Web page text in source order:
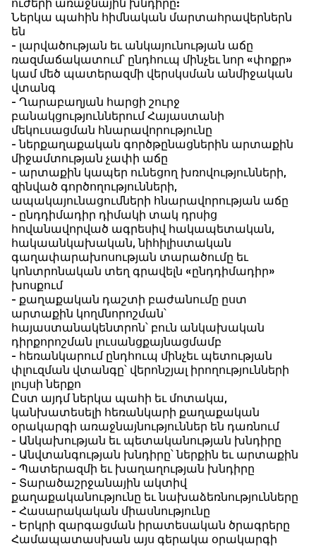
ուժերի առաջնային խնդիրը:
Ներկա պահին հիմնական մարտահրավերներն
են
- լարվածության եւ անկայունության աճը
ռազմաճակատում՝ ընդհուպ մինչեւ նոր «փոքր»
կամ մեծ պատերազմի վերսկսման անմիջական
վտանգ
- Ղարաբաղյան հարցի շուրջ
բանակցություններում Հայաստանի
մեկուսացման հնարավորությունը
- ներքաղաքական գործթընացներին արտաքին
միջամտության չափի աճը
- արտաքին կապեր ունեցող խռովությունների,
զինված գործողությունների,
ապակայունացումների հնարավորության աճը
- ընդդիմադիր դիմակի տակ դրսից
հովանավորված ագրեսիվ հակապետական,
հակաանկախական, նիհիլիստական
գաղափարախոսության տարածումը եւ
կոնտրոնական տեղ գրավելն «ընդդիմադիր»
խոսքում
- քաղաքական դաշտի բաժանումը ըստ
արտաքին կողմնորոշման՝
հայաստանակենտրոն՝ բուն անկախական
դիրքորոշման լուսանցքայնացմամբ
- հեռանկարում ընդհուպ մինչեւ պետության
փլուզման վտանգը՝ վերոնշյալ իրողությունների
լույսի ներքո
Ըստ այդմ ներկա պահի եւ մոտակա,
կանխատեսելի հեռանկարի քաղաքական
օրակարգի առաջնայնություններ են դառնում
- Անկախության եւ պետականության խնդիրը
- Անվտանգության խնդիրը՝ ներքին եւ արտաքին
- Պատերազմի եւ խաղաղության խնդիրը
- Տարածաշրջանային ակտիվ
քաղաքականությունը եւ նախաձեռնությունները
- Հասարակական միասնությունը
- Երկրի զարգացման իրատեսական ծրագրերը
Համապատասխան այս գերակա օրակարգի